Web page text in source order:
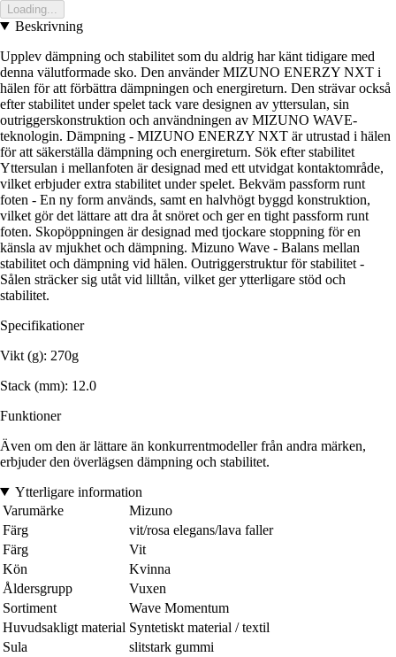
Loading...
Beskrivning
Upplev dämpning och stabilitet som du aldrig har känt tidigare med
denna välutformade sko. Den använder MIZUNO ENERZY NXT i
hälen för att förbättra dämpningen och energireturn. Den strävar också
efter stabilitet under spelet tack vare designen av yttersulan, sin
outriggerskonstruktion och användningen av MIZUNO WAVE-
teknologin. Dämpning - MIZUNO ENERZY NXT är utrustad i hälen
för att säkerställa dämpning och energireturn. Sök efter stabilitet
Yttersulan i mellanfoten är designad med ett utvidgat kontaktområde,
vilket erbjuder extra stabilitet under spelet. Bekväm passform runt
foten - En ny form används, samt en halvhögt byggd konstruktion,
vilket gör det lättare att dra åt snöret och ger en tight passform runt
foten. Skopöppningen är designad med tjockare stoppning för en
känsla av mjukhet och dämpning. Mizuno Wave - Balans mellan
stabilitet och dämpning vid hälen. Outriggerstruktur för stabilitet -
Sålen sträcker sig utåt vid lilltån, vilket ger ytterligare stöd och
stabilitet.
Specifikationer
Vikt (g): 270g
Stack (mm): 12.0
Funktioner
Även om den är lättare än konkurrentmodeller från andra märken,
erbjuder den överlägsen dämpning och stabilitet.
Ytterligare information
Varumärke
Mizuno
Färg
vit/rosa elegans/lava faller
Färg
Vit
Kön
Kvinna
Åldersgrupp
Vuxen
Sortiment
Wave Momentum
Huvudsakligt material Syntetiskt material / textil
Sula
slitstark gummi